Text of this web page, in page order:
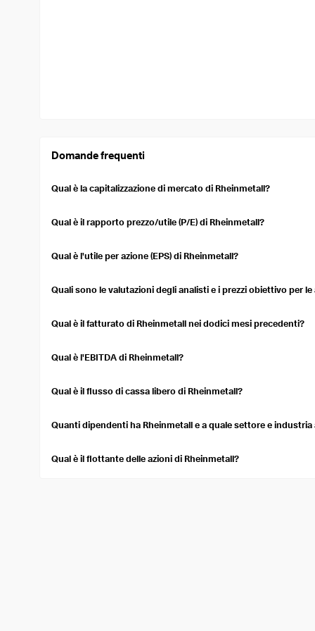
Domande frequenti
Qual è la capitalizzazione di mercato di Rheinmetall?
mercato di una società quotata in borsa. Si calcola
Qual è il rapporto prezzo/utile (P/E) di Rheinmetall?
sopravvalutato o sottovalutato rispetto ai suoi utili.
Qual è l'utile per azione (EPS) di Rheinmetall?
on a per-share basis.
Quali sono le valutazioni degli analisti e i prezzi obiettivo per
stock's expected performance.
Qual è il fatturato di Rheinmetall nei dodici mesi precedenti?
Qual è l'EBITDA di Rheinmetall?
precedenti è pari a 2,64 Mld USD. L'EBITDA misura la
Qual è il flusso di cassa libero di Rheinmetall?
contabilizzato i flussi di cassa in uscita per sostenere le
Quanti dipendenti ha Rheinmetall e a quale settore e industria
Qual è il flottante delle azioni di Rheinmetall?